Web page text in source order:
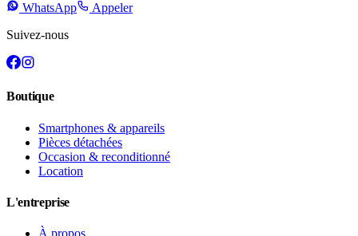
WhatsApp
Appeler
Suivez-nous
Boutique
Smartphones & appareils
Pièces détachées
Occasion & reconditionné
Location
L'entreprise
À propos